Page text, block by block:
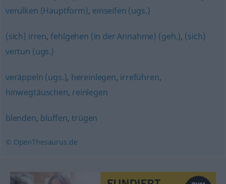
verulken (Hauptform), einseifen (ugs.)
(sich) irren,fehlgehen (in der Annahme) (geh.), (sich)
vertun (ugs.)
veräppeln (ugs.), hereinlegen, irreführen,
hinwegtäuschen, reinlegen
blenden, bluffen,trügen
© OpenThesaurus.de